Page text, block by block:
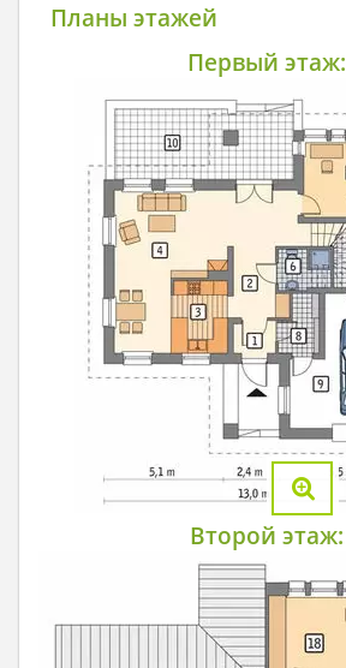
Планы этажей
Первый этаж:
Второй этаж: